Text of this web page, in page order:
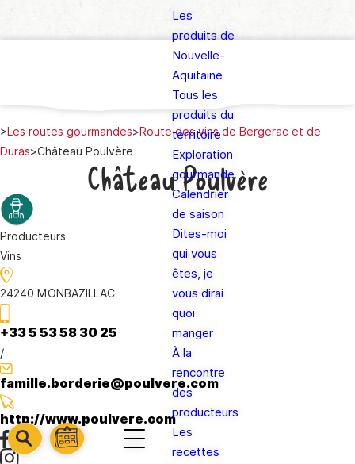
barre
barre
Les
produits de
Nouvelle-
Aquitaine
Tous les
produits du
territoire
Exploration
gourmande
Calendrier
de saison
Dites-moi
qui vous
êtes, je
vous dirai
quoi
manger
À la
rencontre
des
producteurs
Les
recettes
>Les routes gourmandes>Route des vins de Bergerac et de
Duras>Château Poulvère
Château Poulvère
Producteurs
Vins
24240 MONBAZILLAC
+33 5 53 58 30 25
/
famille.borderie@poulvere.com
http://www.poulvere.com